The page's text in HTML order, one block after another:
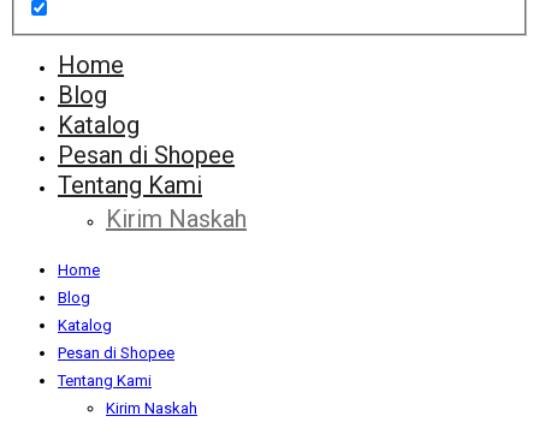
Home
Blog
Katalog
Pesan di Shopee
Tentang Kami
Kirim Naskah
Home
Blog
Katalog
Pesan di Shopee
Tentang Kami
Kirim Naskah